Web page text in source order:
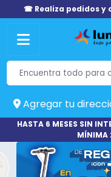
☎ Realiza pedidos y
Agregar tu
HASTA 6 MESES SIN
MÍNIMA